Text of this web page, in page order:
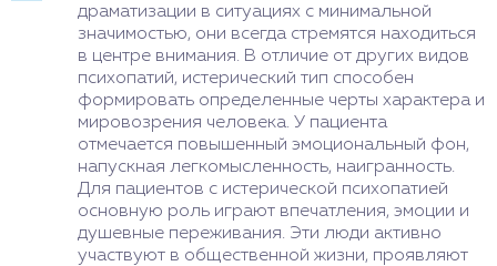
драматизации в ситуациях с минимальной
значимостью, они всегда стремятся находиться
в центре внимания. В отличие от других видов
психопатий, истерический тип способен
формировать определенные черты характера и
мировозрения человека. У пациента
отмечается повышенный эмоциональный фон,
напускная легкомысленность, наигранность.
Для пациентов с истерической психопатией
основную роль играют впечатления, эмоции и
душевные переживания. Эти люди активно
участвуют в общественной жизни, проявляют